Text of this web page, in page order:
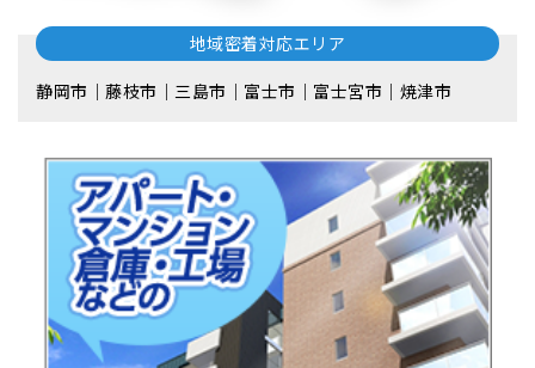
地域密着対応エリア
静岡市｜藤枝市｜三島市｜富士市｜富士宮市｜焼津市